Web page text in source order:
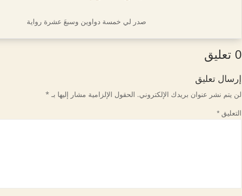
صدر لي خمسة دواوين وسبعَ عشرة رواية
0 تعليق
إرسال تعليق
لن يتم نشر عنوان بريدك الإلكتروني. الحقول الإلزامية مشار إليها بـ *
التعليق*